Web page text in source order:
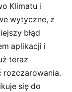
Klimatu i
wytyczne, z
błąd
aplikacji i
teraz
rozczarowania.
się do